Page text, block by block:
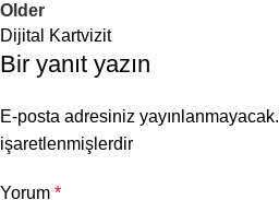
Older
Dijital Kartvizit
Bir yanıt yazın
E-posta adresiniz yayınlanmayacak.
işaretlenmişlerdir
Yorum *